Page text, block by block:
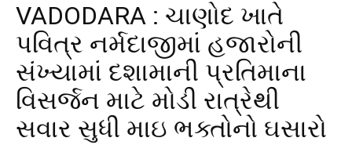
VADODARA : ચાણોદ ખાતે
પવિત્ર નર્મદાજીમાં હજારોની
સંખ્યામાં દશામાની પ્રતિમાના
વિસર્જન માટે મોડી રાત્રેથી
સવાર સુધી માઇ ભક્તોનો ઘસારો